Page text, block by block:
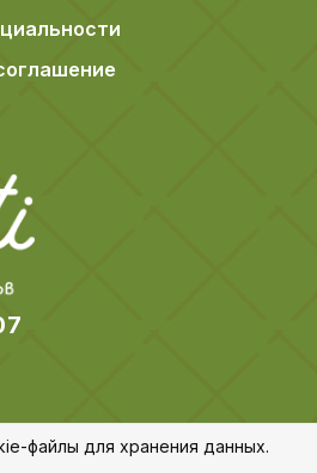
файлы для хранения данных.